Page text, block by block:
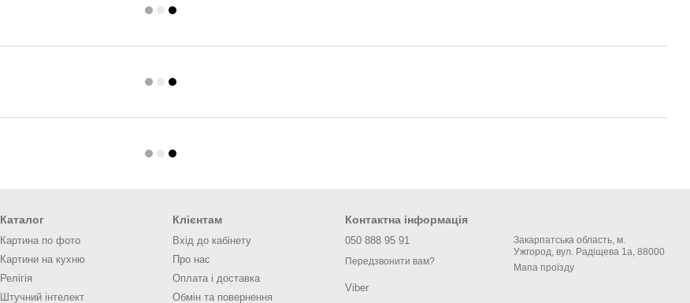
Каталог
Картина по фото
Картини на кухню
Релігія
Штучний інтелект
Клієнтам
Вхід до кабінету
Про нас
Оплата і доставка
Обмін та повернення
Контактна інформація
050 888 95 91
Передзвонити вам?
Viber
Закарпатська область, м.
Ужгород, вул. Радіщева 1а, 88000
Мапа проїзду